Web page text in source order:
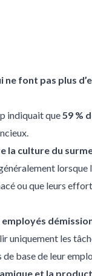
ne font pas plus
indiquait que 59 %
la culture du
lorsque
ou que leurs
uniquement les
de base de leur
et la